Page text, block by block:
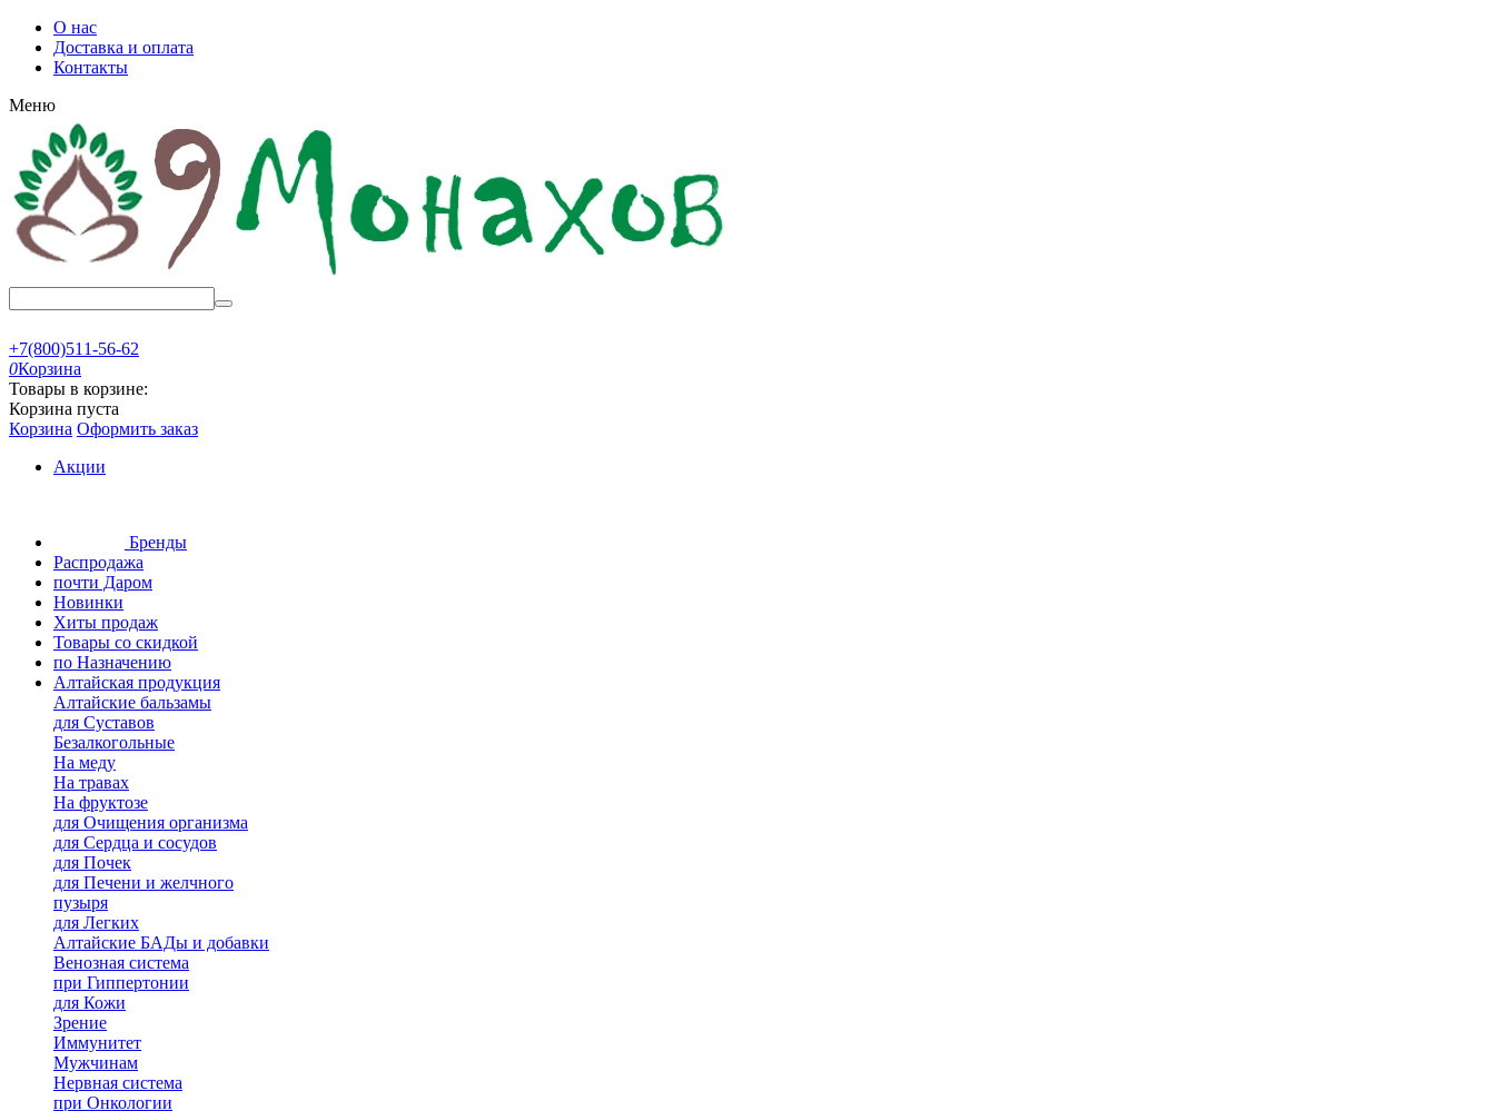
О нас
Доставка и оплата
Контакты
Меню
+7(800)511-56-62
0Корзина
Товары в корзине:
Корзина пуста
Корзина Оформить заказ
Акции
Бренды
Распродажа
почти Даром
Новинки
Хиты продаж
Товары со скидкой
по Назначению
Алтайская продукция
Алтайские бальзамы
для Суставов
Безалкогольные
На меду
На травах
На фруктозе
для Очищения организма
для Сердца и сосудов
для Почек
для Печени и желчного
пузыря
для Легких
Алтайские БАДы и добавки
Венозная система
при Гиппертонии
для Кожи
Зрение
Иммунитет
Мужчинам
Нервная система
при Онкологии